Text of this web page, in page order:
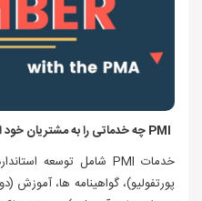
PMI چه خدماتی را به مشتریان خود ارائه می دهد ؟
خدمات PMI شامل توسعه استاندارد ها (
پورتفولیو)، گواهینامه‌ ها، آموزش